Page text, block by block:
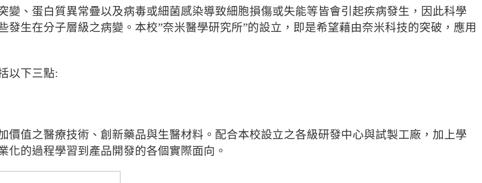
變、 蛋白質異常疊以及病毒或細菌感染導致細胞損傷或失能等皆會引起疾病發生，因此科學
發生在分子層級之病變。本校”奈米醫學研究所”的設立，即是希望藉由奈米科技的突破，應用
以下三點:
價值之醫療技術、 創新藥品與生醫材料。配合本校設立之各級研發中心與試製工廠， 加上學
化的過程學習到產品開發的各個實際面向。